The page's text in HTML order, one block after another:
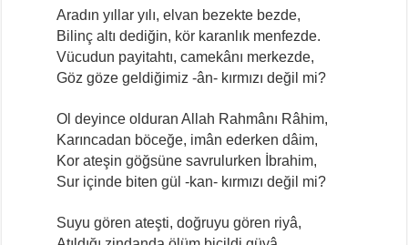
Aradın yıllar yılı, elvan bezekte bezde,
Bilinç altı dediğin, kör karanlık menfezde.
Vücudun payitahtı, camekânı merkezde,
Göz göze geldiğimiz -ân- kırmızı değil mi?
Ol deyince olduran Allah Rahmânı Râhim,
Karıncadan böceğe, imân ederken dâim,
Kor ateşin göğsüne savrulurken İbrahim,
Sur içinde biten gül -kan- kırmızı değil mi?
Suyu gören ateşti, doğruyu gören riyâ,